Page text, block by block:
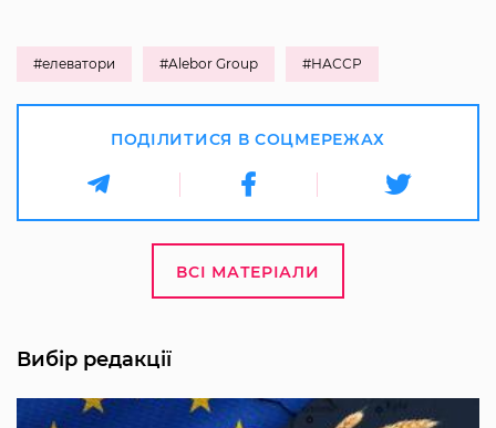
#елеватори #Alebor Group #НАССР
ПОДІЛИТИСЯ В СОЦМЕРЕЖАХ
ВСІ МАТЕРІАЛИ
Вибір редакції